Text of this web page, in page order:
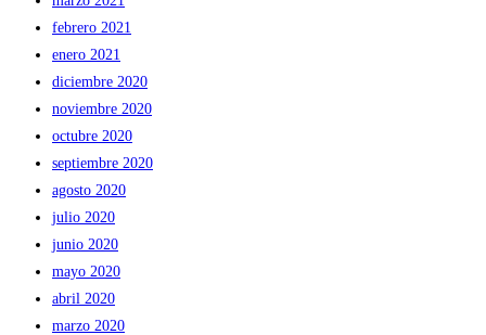
febrero 2021
enero 2021
diciembre 2020
noviembre 2020
octubre 2020
septiembre 2020
agosto 2020
julio 2020
junio 2020
mayo 2020
abril 2020
marzo 2020